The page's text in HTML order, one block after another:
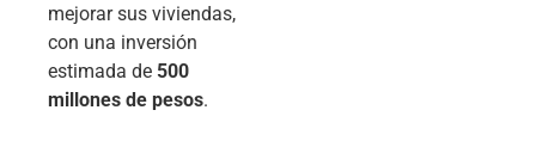
mejorar sus viviendas,
con una inversión
estimada de 500
millones de pesos.